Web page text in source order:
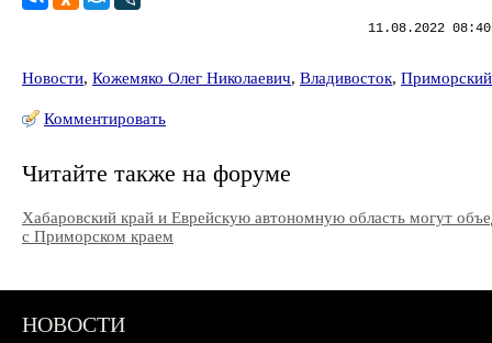
11.08.2022
Новости, Кожемяко Олег Николаевич, Владивосток,
Комментировать
Читайте также на форуме
Хабаровский край и Еврейскую автономную область могут
с Приморском краем
НОВОСТИ